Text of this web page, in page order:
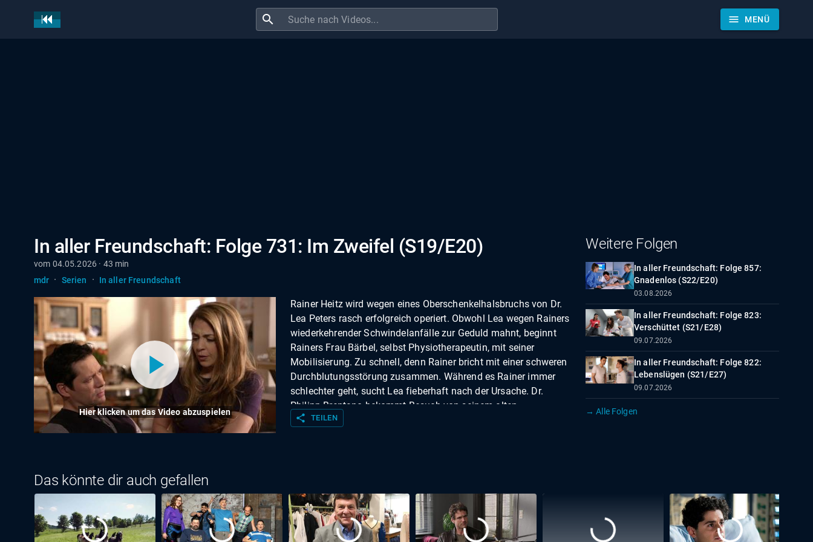
search menu MENÜ
In aller Freundschaft: Folge 731: Im Zweifel (S19/E20)
vom 04.05.2026 · 43 min
mdr · Serien · In aller Freundschaft
Hier klicken um das Video abzuspielen
Rainer Heitz wird wegen eines Oberschenkelhalsbruchs von Dr.
Lea Peters rasch erfolgreich operiert. Obwohl Lea wegen Rainers
wiederkehrender Schwindelanfälle zur Geduld mahnt, beginnt
Rainers Frau Bärbel, selbst Physiotherapeutin, mit seiner
Mobilisierung. Zu schnell, denn Rainer bricht mit einer schweren
Durchblutungsstörung zusammen. Während es Rainer immer
schlechter geht, sucht Lea fieberhaft nach der Ursache. Dr.
Philipp Brentano bekommt Besuch von seinem alten
Studienfreund Leon Dürrbach. Leon lebt mittlerweile in Oslo und
Kontakte spielen lässt, wird aus dem Gedankenspiel plötzlich
eine ernsthafte Option. Doch das ist nicht die einzige
Überraschung im Hause Brentano. Mitwirkende Musik: Paul
Vincent Gunia, Oliver Gunia Kamera: Bernhard Wagner,
share TEILEN
Weitere Folgen
In aller Freundschaft: Folge 857:
Gnadenlos (S22/E20)
03.08.2026
In aller Freundschaft: Folge 823:
Verschüttet (S21/E28)
09.07.2026
In aller Freundschaft: Folge 822:
Lebenslügen (S21/E27)
09.07.2026
→ Alle Folgen
Das könnte dir auch gefallen